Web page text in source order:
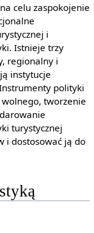
celu zaspokojenie
i
Istnieje trzy
regionalny i
instytucje
polityki
wolnego, tworzenie
turystycznej
i dostosować ją do